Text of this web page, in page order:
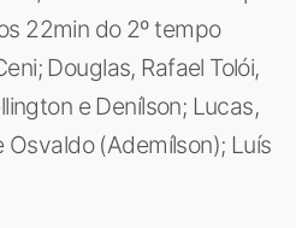
22min do 2º tempo
Douglas, Rafael Tolói,
e Denílson; Lucas,
Osvaldo (Ademílson); Luís